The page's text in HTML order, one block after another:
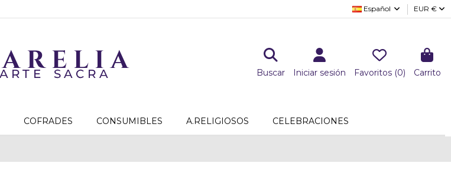
Español EUR €
Buscar Iniciar sesión Favoritos (0) Carrito
COFRADES CONSUMIBLES A.RELIGIOSOS CELEBRACIONES